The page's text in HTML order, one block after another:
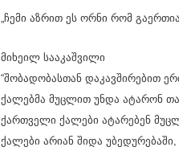
„ჩემი აზრით ეს ორნი რომ
მიხეილ სააკაშვილი
“შობადობასთან დაკავშირებით
ქალებმა მუცლით უნდა ატარონ
ქართველი ქალები ატარებენ
ქალები არიან შიდა